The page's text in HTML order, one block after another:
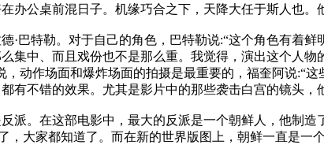
办公桌前混日子。机缘巧合之下，天降大任于斯人也
特勒。对于自己的角色，巴特勒说:“这个角色有着鲜
集中、而且戏份也不是那么重。我觉得，演出这个人
，动作场面和爆炸场面的拍摄是最重要的，福奎阿说:“
有不错的效果。尤其是影片中的那些袭击白宫的镜头
。在这部电影中，最大的反派是一个朝鲜人，他制造
，大家都知道了。而在新的世界版图上，朝鲜一直是一